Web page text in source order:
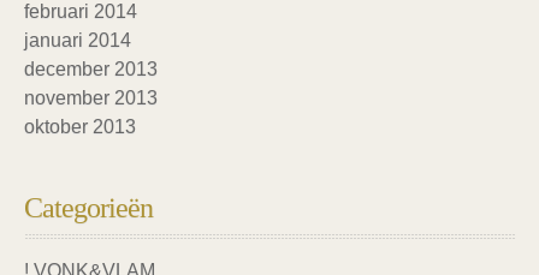
februari 2014
januari 2014
december 2013
november 2013
oktober 2013
Categorieën
! VONK&VLAM